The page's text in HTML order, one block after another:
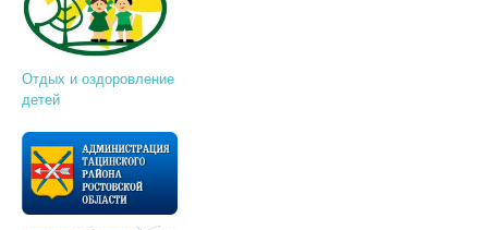
Отдых и оздоровление
детей